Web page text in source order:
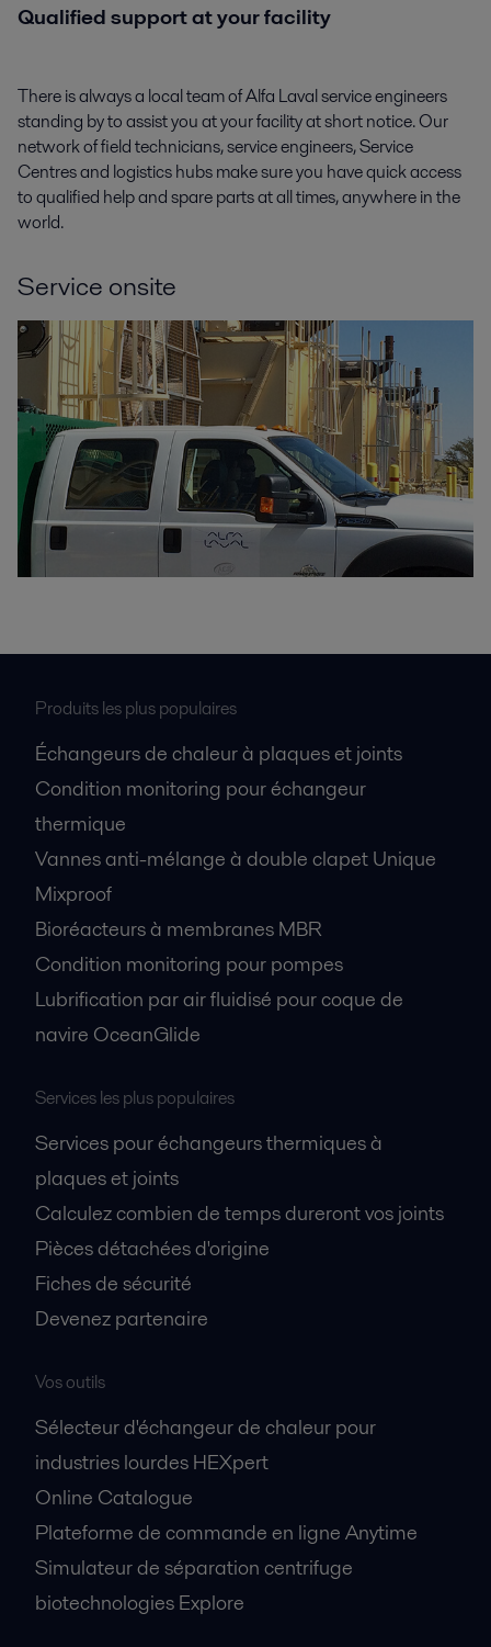
Qualified support at your facility
There is always a local team of Alfa Laval service engineers
standing by to assist you at your facility at short notice. Our
network of field technicians, service engineers, Service
Centres and logistics hubs make sure you have quick access
to qualified help and spare parts at all times, anywhere in the
world.
Service onsite
Produits les plus populaires
Échangeurs de chaleur à plaques et joints
Condition monitoring pour échangeur
thermique
Vannes anti-mélange à double clapet Unique
Mixproof
Bioréacteurs à membranes MBR
Condition monitoring pour pompes
Lubrification par air fluidisé pour coque de
navire OceanGlide
Services les plus populaires
Services pour échangeurs thermiques à
plaques et joints
Calculez combien de temps dureront vos joints
Pièces détachées d'origine
Fiches de sécurité
Devenez partenaire
Vos outils
Sélecteur d'échangeur de chaleur pour
industries lourdes HEXpert
Online Catalogue
Plateforme de commande en ligne Anytime
Simulateur de séparation centrifuge
biotechnologies Explore